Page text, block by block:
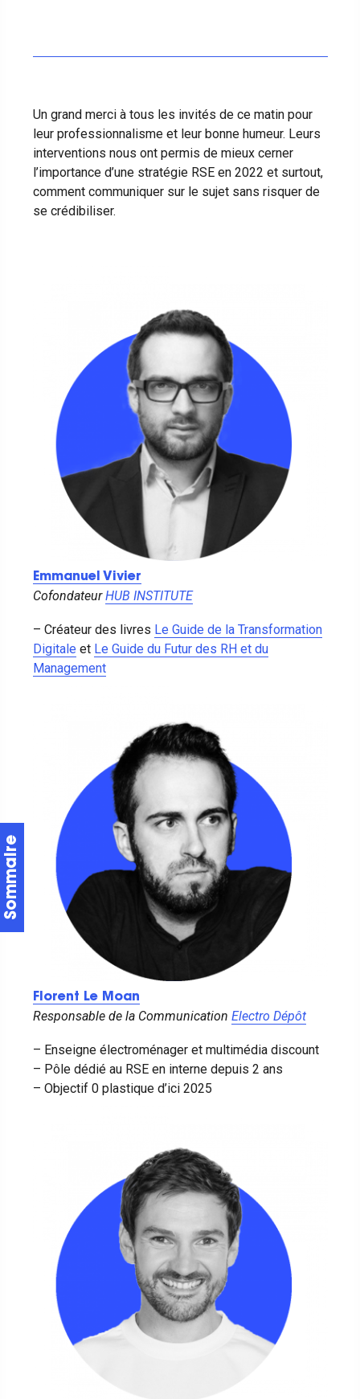
Un grand merci à tous les invités de ce matin pour
leur professionnalisme et leur bonne humeur. Leurs
interventions nous ont permis de mieux cerner
l’importance d’une stratégie RSE en 2022 et surtout,
comment communiquer sur le sujet sans risquer de
se crédibiliser.
Emmanuel Vivier
CofondateurHUB INSTITUTE
– Créateur des livres Le Guide de la Transformation
Digitale et Le Guide du Futur des RH et du
Management
Florent Le Moan
Responsable de la Communication Electro Dépôt
– Enseigne électroménager et multimédia discount
– Pôle dédié au RSE en interne depuis 2 ans
– Objectif 0 plastique d’ici 2025